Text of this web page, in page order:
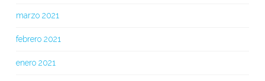
marzo 2021
febrero 2021
enero 2021